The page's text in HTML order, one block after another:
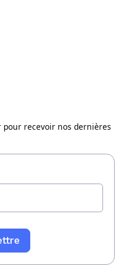
recevoir nos dernières